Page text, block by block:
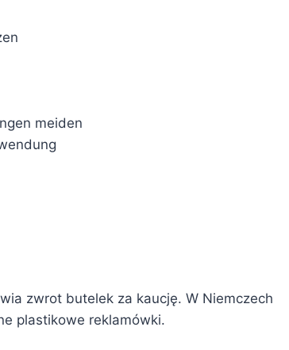
meiden
zwrot butelek za kaucję. W Niemczech
plastikowe reklamówki.